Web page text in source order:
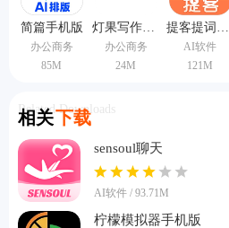
简篇手机版
办公商务
85M
灯果写作手机版
办公商务
24M
提客提词器app
AI软件
121M
相关下载
Related Downloads
sensoul聊天
AI软件 / 93.71M
柠檬模拟器手机版